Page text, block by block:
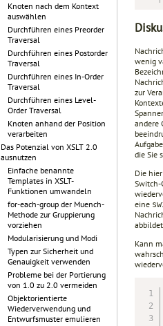
Knoten nach dem Kontext
auswählen
Durchführen eines Preorder
Traversal
Durchführen eines Postorder
Traversal
Durchführen eines In-Order
Traversal
Durchführen eines Level-
Order Traversal
Knoten anhand der Position
verarbeiten
Das Potenzial von XSLT 2.0
ausnutzen
Einfache benannte
Templates in XSLT-
Funktionen umwandeln
for-each-group der Muench-
Methode zur Gruppierung
vorziehen
Modularisierung und Modi
Typen zur Sicherheit und
Genauigkeit verwenden
Probleme bei der Portierung
von 1.0 zu 2.0 vermeiden
Objektorientierte
Wiederverwendung und
Entwurfsmuster emulieren
wenig
zur
andere
die Sie
Die
Switch-
eine
Kann